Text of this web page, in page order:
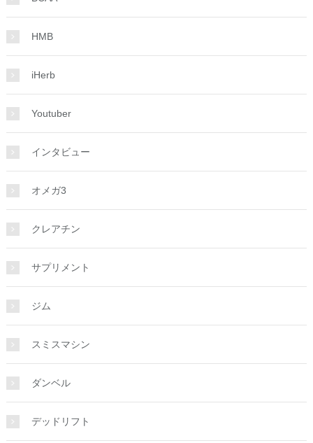
HMB
iHerb
Youtuber
インタビュー
オメガ3
クレアチン
サプリメント
ジム
スミスマシン
ダンベル
デッドリフト